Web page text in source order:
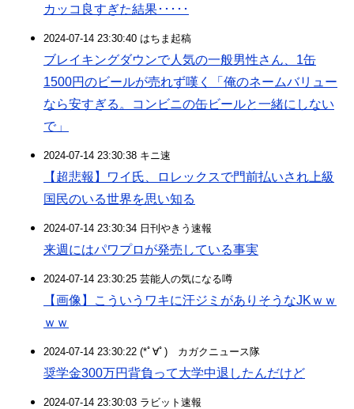
カッコ良すぎた結果･････
2024-07-14 23:30:40 はちま起稿
ブレイキングダウンで人気の一般男性さん、1缶
1500円のビールが売れず嘆く「俺のネームバリュー
なら安すぎる。コンビニの缶ビールと一緒にしない
で」
2024-07-14 23:30:38 キニ速
【超悲報】ワイ氏、ロレックスで門前払いされ上級
国民のいる世界を思い知る
2024-07-14 23:30:34 日刊やきう速報
来週にはパワプロが発売している事実
2024-07-14 23:30:25 芸能人の気になる噂
【画像】こういうワキに汗ジミがありそうなJKｗｗ
ｗｗ
2024-07-14 23:30:22 (*ﾟ∀ﾟ)ゞカガクニュース隊
奨学金300万円背負って大学中退したんだけど
2024-07-14 23:30:03 ラビット速報